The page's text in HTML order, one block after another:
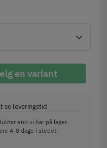
en variant
se leveringstid
end vi har på lager.
4-8 dage i stedet.